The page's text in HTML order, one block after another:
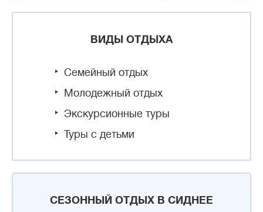
ВИДЫ ОТДЫХА
Семейный отдых
Молодежный отдых
Экскурсионные туры
Туры с детьми
СЕЗОННЫЙ ОТДЫХ В СИДНЕЕ